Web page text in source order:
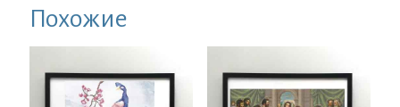
Похожие